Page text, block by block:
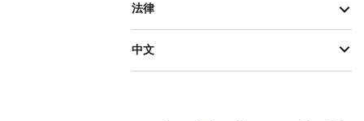
法律
中文